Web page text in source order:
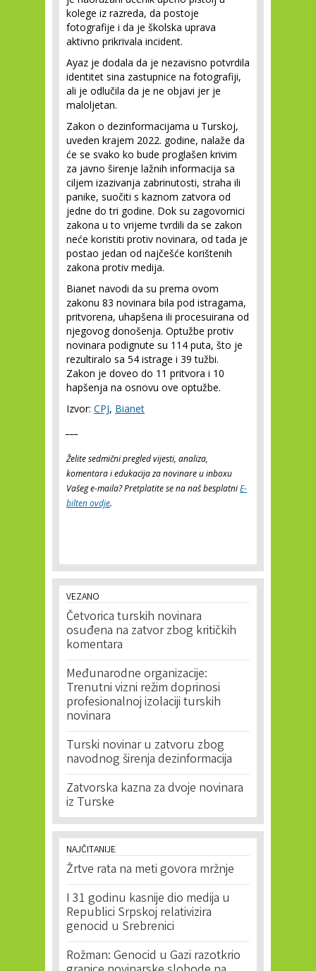
kolege iz razreda, da postoje
fotografije i da je školska uprava
aktivno prikrivala incident.
Ayaz je dodala da je nezavisno potvrdila
identitet sina zastupnice na fotografiji,
ali je odlučila da je ne objavi jer je
maloljetan.
Zakon o dezinformacijama u Turskoj,
uveden krajem 2022. godine, nalaže da
će se svako ko bude proglašen krivim
za javno širenje lažnih informacija sa
ciljem izazivanja zabrinutosti, straha ili
panike, suočiti s kaznom zatvora od
jedne do tri godine. Dok su zagovornici
zakona u to vrijeme tvrdili da se zakon
neće koristiti protiv novinara, od tada je
postao jedan od najčešće korištenih
zakona protiv medija.
Bianet navodi da su prema ovom
zakonu 83 novinara bila pod istragama,
pritvorena, uhapšena ili procesuirana od
njegovog donošenja. Optužbe protiv
novinara podignute su 114 puta, što je
rezultiralo sa 54 istrage i 39 tužbi.
Zakon je doveo do 11 pritvora i 10
hapšenja na osnovu ove optužbe.
Izvor: CPJ, Bianet
Želite sedmični pregled vijesti, analiza,
komentara i edukacija za novinare u inboxu
Vašeg e-maila? Pretplatite se na naš besplatniE-
bilten ovdje.
VEZANO
Četvorica turskih novinara
osuđena na zatvor zbog kritičkih
komentara
Međunarodne organizacije:
Trenutni vizni režim doprinosi
profesionalnoj izolaciji turskih
novinara
Turski novinar u zatvoru zbog
navodnog širenja dezinformacija
Zatvorska kazna za dvoje novinara
iz Turske
NAJČITANIJE
Žrtve rata na meti govora mržnje
I 31 godinu kasnije dio medija u
Republici Srpskoj relativizira
genocid u Srebrenici
Rožman: Genocid u Gazi razotkrio